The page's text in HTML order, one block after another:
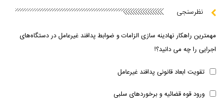
نظرسنجی
مهمترین راهکار نهادینه سازی الزامات و ضوابط پدافند غیرعامل در دستگاه‌های
اجرایی را چه می دانید؟!
تقویت ابعاد قانونی پدافند غیرعامل
ورود قوه قضائیه و برخوردهای سلبی